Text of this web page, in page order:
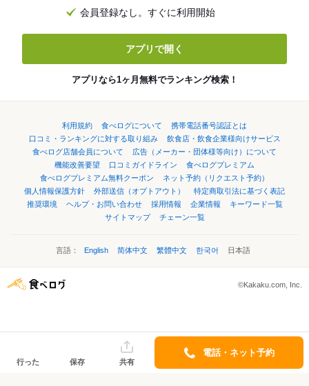
会員登録なし。すぐに利用開始
アプリで開く
アプリなら1ヶ月無料でランキング検索！
利用規約 食べログについて
携帯電話番号認証とは
口コミ・ランキングに対する取り組み
飲食店・飲食企業様向けサービス
食べログ店舗会員について
広告（メーカー・団体様等向け）について
機能改善要望
口コミガイドライン
食べログプレミアム
食べログプレミアム無料クーポン
ネット予約（リクエスト予約）
個人情報保護方針
外部送信（オプトアウト）
特定商取引法に基づく表記
推奨環境
ヘルプ・お問い合わせ 採用情報 企業情報
キーワード一覧
サイトマップ
チェーン一覧
言語： English 简体中文 繁體中文 한국어 日本語
©Kakaku.com, Inc.
行った 保存 共有
電話・ネット予約